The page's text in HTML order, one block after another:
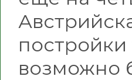
возможно